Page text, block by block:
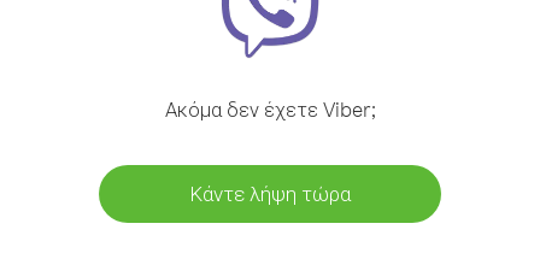
Ακόμα δεν έχετε Viber;
Κάντε λήψη τώρα